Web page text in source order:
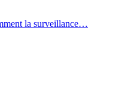
la surveillance…